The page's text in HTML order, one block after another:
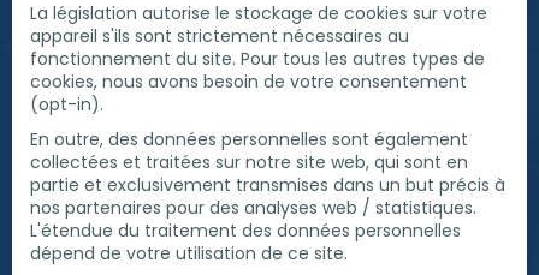
OUTILS POUR TUBE
Accessoires pour une soudure parfaite
La soudure de tube et de pipeline est aujourd´hui
un travail precis qui demande les meilleures
equipements que ce soit en atelier quand chantier.
Dans le process de soudage de pipe il est
necessaires d´utiliser les outils les plus adaptés ,
La législation autorise le stockage de cookies sur votre
appareil s'ils sont strictement nécessaires au
fonctionnement du site. Pour tous les autres types de
cookies, nous avons besoin de votre consentement
(opt-in).
En outre, des données personnelles sont également
collectées et traitées sur notre site web, qui sont en
partie et exclusivement transmises dans un but précis à
nos partenaires pour des analyses web / statistiques.
L'étendue du traitement des données personnelles
dépend de votre utilisation de ce site.